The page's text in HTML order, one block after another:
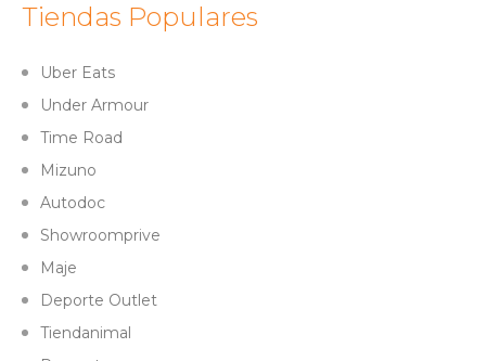
Tiendas Populares
Uber Eats
Under Armour
Time Road
Mizuno
Autodoc
Showroomprive
Maje
Deporte Outlet
Tiendanimal